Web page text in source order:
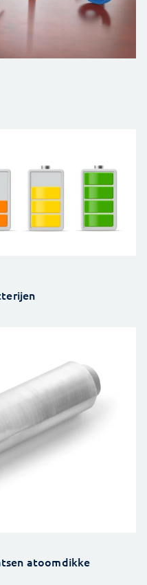
atoomdikke